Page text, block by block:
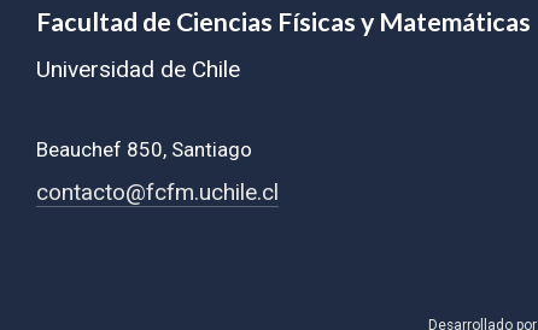
Facultad de Ciencias Físicas y Matemáticas
Universidad de Chile
Beauchef 850, Santiago
contacto@fcfm.uchile.cl
Desarrollado por